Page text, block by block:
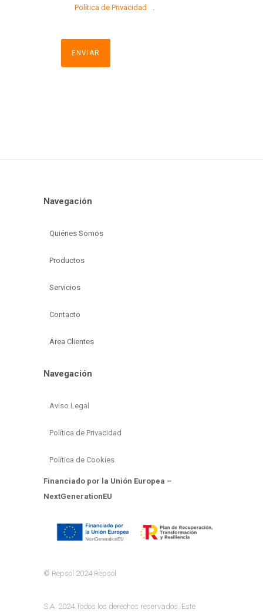
Política de Privacidad .
Navegación
Quiénes Somos
Productos
Servicios
Contacto
Área Clientes
Navegación
Aviso Legal
Política de Privacidad
Política de Cookies
Financiado por la Unión Europea –
NextGenerationEU
© Repsol 2024 Repsol
S.A. 2024.Todos los derechos reservados. Este